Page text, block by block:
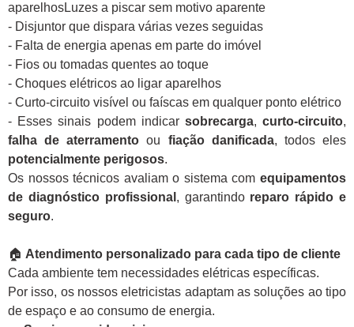
aparelhosLuzes a piscar sem motivo aparente
- Disjuntor que dispara várias vezes seguidas
- Falta de energia apenas em parte do imóvel
- Fios ou tomadas quentes ao toque
- Choques elétricos ao ligar aparelhos
- Curto-circuito visível ou faíscas em qualquer ponto elétrico
- Esses sinais podem indicar sobrecarga,curto-circuito,
falha de aterramento ou fiação danificada, todos eles
potencialmente perigosos.
Os nossos técnicos avaliam o sistema com equipamentos
de diagnóstico profissional , garantindo reparo rápido e
seguro.
🏠 Atendimento personalizado para cada tipo de cliente
Cada ambiente tem necessidades elétricas específicas.
Por isso, os nossos eletricistas adaptam as soluções ao tipo
de espaço e ao consumo de energia.